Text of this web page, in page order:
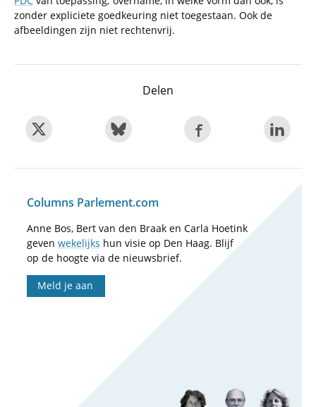
zonder expliciete goedkeuring niet toegestaan. Ook de
afbeeldingen zijn niet rechtenvrij.
Delen
Columns Parlement.com
Anne Bos, Bert van den Braak en Carla Hoetink
geven wekelijks hun visie op Den Haag. Blijf
op de hoogte via de nieuwsbrief.
Meld je aan